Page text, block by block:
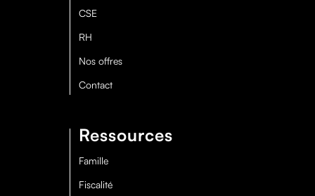
CSE
RH
Nos offres
Contact
Ressources
Famille
Fiscalité